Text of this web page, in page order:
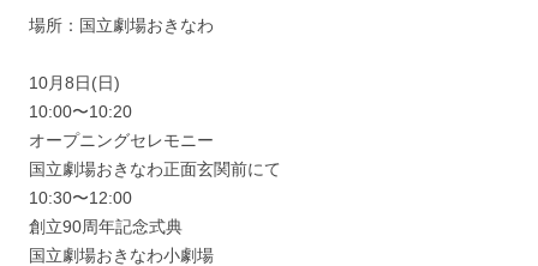
場所：国立劇場おきなわ
10月8日(日)
10:00〜10:20
オープニングセレモニー
国立劇場おきなわ正面玄関前にて
10:30〜12:00
創立90周年記念式典
国立劇場おきなわ小劇場